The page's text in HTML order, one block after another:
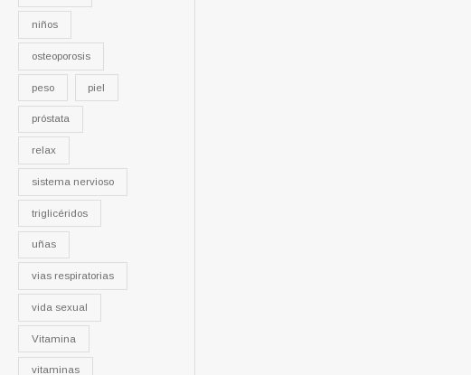
niños
osteoporosis
peso piel
próstata
relax
sistema nervioso
triglicéridos
uñas
vias respiratorias
vida sexual
Vitamina
vitaminas